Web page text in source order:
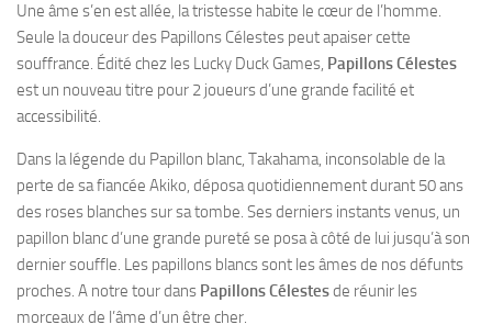
Une âme s’en est allée, la tristesse habite le cœur de l’homme.
Seule la douceur des Papillons Célestes peut apaiser cette
souffrance. Édité chez les Lucky Duck Games, Papillons Célestes
est un nouveau titre pour 2 joueurs d’une grande facilité et
accessibilité.
Dans la légende du Papillon blanc, Takahama, inconsolable de la
perte de sa fiancée Akiko, déposa quotidiennement durant 50 ans
des roses blanches sur sa tombe. Ses derniers instants venus, un
papillon blanc d’une grande pureté se posa à côté de lui jusqu’à son
dernier souffle. Les papillons blancs sont les âmes de nos défunts
proches. A notre tour dans Papillons Célestesde réunir les
morceaux de l’âme d’un être cher.